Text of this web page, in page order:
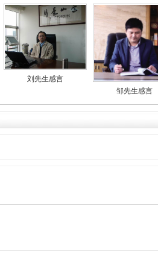
刘先生感言
邹先生感言